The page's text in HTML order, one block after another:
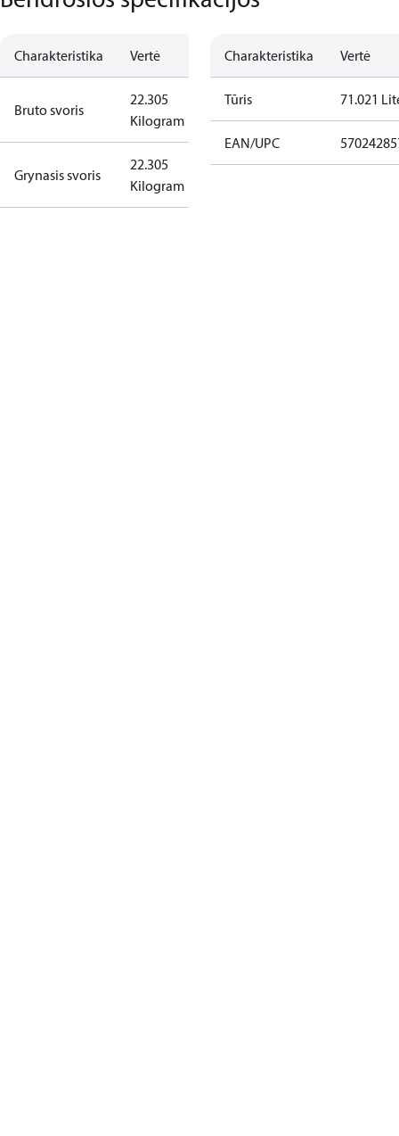
Charakteristika Vertė
Bruto svoris
22.305
Kilogram
Grynasis svoris
22.305
Kilogram
Charakteristika Vertė
Tūris 71.021
EAN/UPC